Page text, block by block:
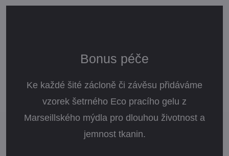
Bonus péče
Ke každé šité zácloně či závěsu přidáváme
vzorek šetrného Eco pracího gelu z
Marseillského mýdla pro dlouhou životnost a
jemnost tkanin.